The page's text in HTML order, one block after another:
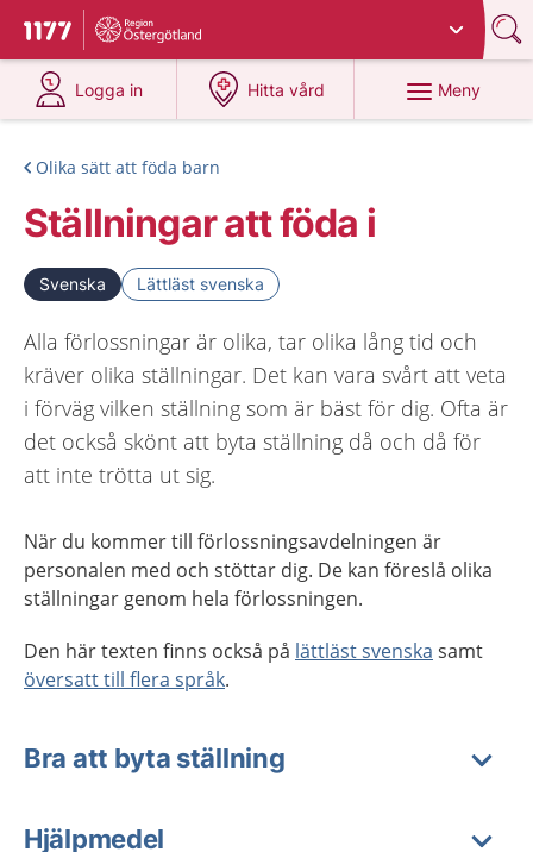
Till startsidan för 1177
Du har valt region
Logga in
på 1177.se
Hitta vård
på 1177.se
Meny
Olika sätt att föda barn
Ställningar att föda i
Svenska Lättläst svenska
Alla förlossningar är olika, tar olika lång tid och
kräver olika ställningar. Det kan vara svårt att veta
i förväg vilken ställning som är bäst för dig. Ofta är
det också skönt att byta ställning då och då för
att inte trötta ut sig.
När du kommer till förlossningsavdelningen är
personalen med och stöttar dig. De kan föreslå olika
ställningar genom hela förlossningen.
Den här texten finns också på lättläst svenska samt
översatt till flera språk.
Bra att byta ställning
Hjälpmedel